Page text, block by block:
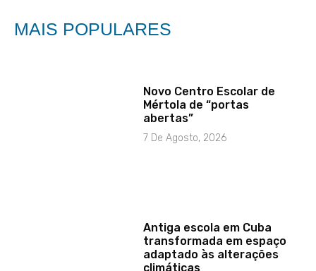
MAIS POPULARES
Novo Centro Escolar de
Mértola de “portas
abertas”
7 De Agosto, 2026
Antiga escola em Cuba
transformada em espaço
adaptado às alterações
climáticas